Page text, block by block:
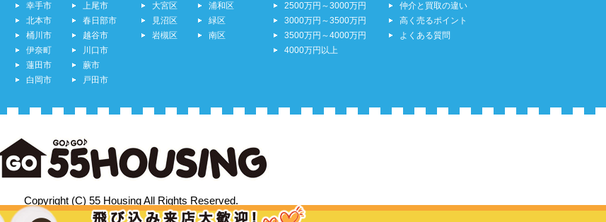
幸手市
北本市
桶川市
伊奈町
蓮田市
白岡市
上尾市
春日部市
越谷市
川口市
蕨市
戸田市
大宮区
見沼区
岩槻区
浦和区
緑区
南区
2500万円～3000万円
3000万円～3500万円
3500万円～4000万円
4000万円以上
仲介と買取の違い
高く売るポイント
よくある質問
Copyright (C) 55 Housing All Rights Reserved.